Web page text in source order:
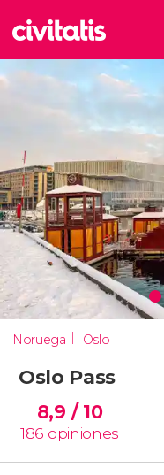
Noruega Oslo
Oslo Pass
8,9 / 10
186 opiniones